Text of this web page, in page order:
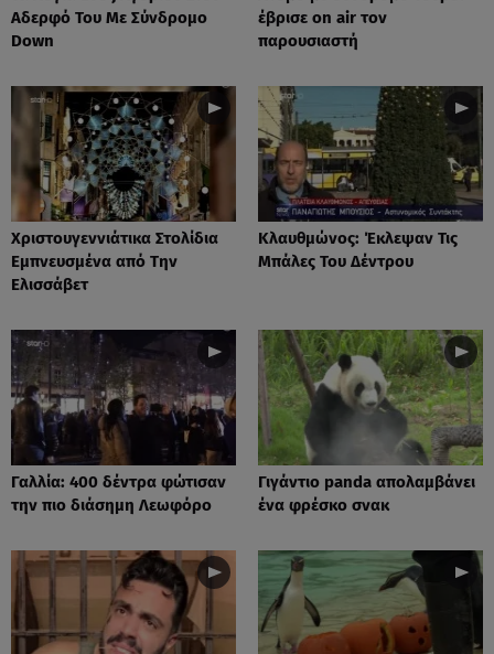
Αδερφό Του Με Σύνδρομο
Down
έβρισε on air τον
παρουσιαστή
Xριστουγεννιάτικα Στολίδια
Εμπνευσμένα από Την
Ελισσάβετ
Κλαυθμώνος: Έκλεψαν Τις
Μπάλες Του Δέντρου
Γαλλία: 400 δέντρα φώτισαν
την πιο διάσημη Λεωφόρο
Γιγάντιο panda απολαμβάνει
ένα φρέσκο σνακ